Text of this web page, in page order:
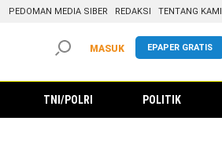
PEDOMAN MEDIA SIBER REDAKSI TENTANG KAMI
EPAPER GRATIS
MASUK
TNI/POLRI POLITIK